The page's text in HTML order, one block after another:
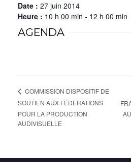
Date : 27 juin 2014
Heure : 10 h 00 min - 12 h 00 min
AGENDA
COMMISSION DISPOSITIF DE
SOUTIEN AUX FÉDÉRATIONS
POUR LA PRODUCTION
AUDIVISUELLE